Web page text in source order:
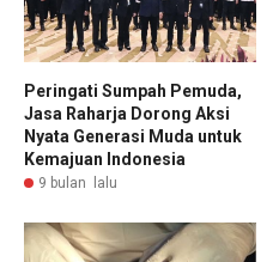
Peringati Sumpah Pemuda,
Jasa Raharja Dorong Aksi
Nyata Generasi Muda untuk
Kemajuan Indonesia
9 bulan lalu